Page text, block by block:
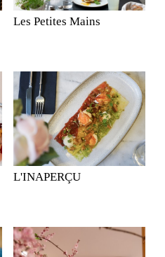
Les Petites Mains
L'INAPERÇU